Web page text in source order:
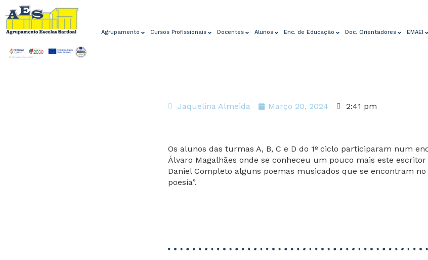
Agrupamento Cursos Profissionais Docentes Alunos Enc. de Educação Doc. Orientadores EMAEI
Jaquelina Almeida Março 20, 2024 2:41 pm
Os alunos das turmas A, B, C e D do 1º ciclo participaram num
Álvaro Magalhães onde se conheceu um pouco mais este
Daniel Completo alguns poemas musicados que se encontram
poesia”.